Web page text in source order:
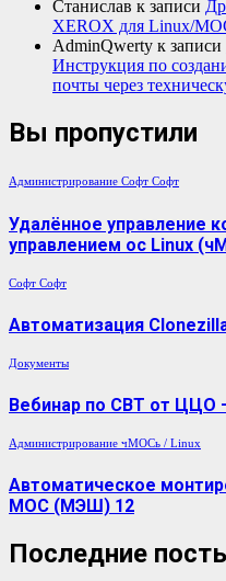
Станислав к записи
XEROX для Linux/
AdminQwerty к записи
Инструкция по
почты через
Вы пропустили
Администрирование Софт Софт
Удалённое управление
управлением ос Linux
Софт Софт
Автоматизация
Документы
Вебинар по СВТ от ЦЦО
Администрирование чМОСь / Linux
Автоматическое
МОС (МЭШ) 12
Последние